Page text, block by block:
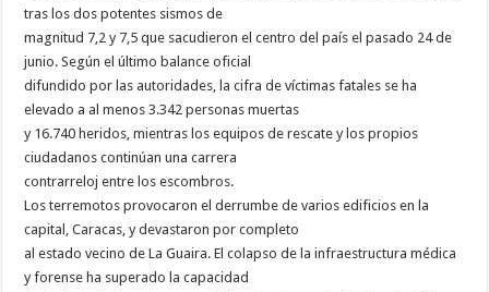
tras los dos potentes sismos de
magnitud 7,2 y 7,5 que sacudieron el centro del país el pasado 24 de
junio. Según el último balance oficial
difundido por las autoridades, la cifra de víctimas fatales se ha
elevado a al menos 3.342 personas muertas
y 16.740 heridos, mientras los equipos de rescate y los propios
ciudadanos continúan una carrera
contrarreloj entre los escombros.
Los terremotos provocaron el derrumbe de varios edificios en la
capital, Caracas, y devastaron por completo
al estado vecino de La Guaira. El colapso de la infraestructura médica
y forense ha superado la capacidad